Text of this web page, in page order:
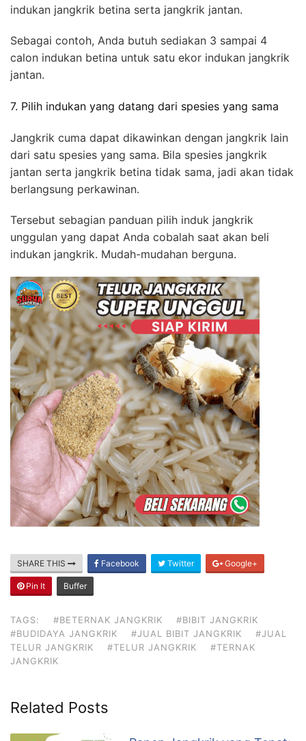
indukan jangkrik betina serta jangkrik jantan.
Sebagai contoh, Anda butuh sediakan 3 sampai 4
calon indukan betina untuk satu ekor indukan jangkrik
jantan.
7. Pilih indukan yang datang dari spesies yang sama
Jangkrik cuma dapat dikawinkan dengan jangkrik lain
dari satu spesies yang sama. Bila spesies jangkrik
jantan serta jangkrik betina tidak sama, jadi akan tidak
berlangsung perkawinan.
Tersebut sebagian panduan pilih induk jangkrik
unggulan yang dapat Anda cobalah saat akan beli
indukan jangkrik. Mudah-mudahan berguna.
SHARE THIS Facebook Twitter Google+
Pin It Buffer
TAGS: #BETERNAK JANGKRIK
#BIBIT JANGKRIK
#BUDIDAYA JANGKRIK
#JUAL BIBIT JANGKRIK
#JUAL
TELUR JANGKRIK
#TELUR JANGKRIK
#TERNAK
JANGKRIK
Related Posts